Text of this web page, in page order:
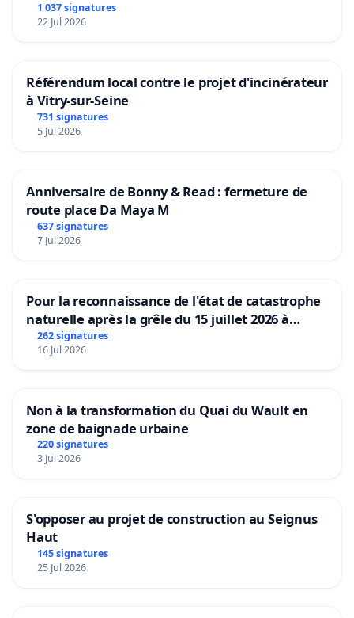
1 037 signatures
22 Jul 2026
Référendum local contre le projet d'incinérateur
à Vitry-sur-Seine
731 signatures
5 Jul 2026
Anniversaire de Bonny & Read : fermeture de
route place Da Maya M
637 signatures
7 Jul 2026
Pour la reconnaissance de l'état de catastrophe
naturelle après la grêle du 15 juillet 2026 à
Aubenas et ses alentours
262 signatures
16 Jul 2026
Non à la transformation du Quai du Wault en
zone de baignade urbaine
220 signatures
3 Jul 2026
S'opposer au projet de construction au Seignus
Haut
145 signatures
25 Jul 2026